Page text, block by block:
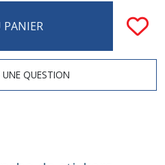
PANIER
QUESTION